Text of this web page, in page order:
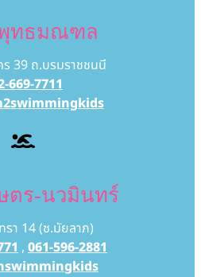
ทธมณฑล
39 ถ.บรมราชชนนี
669-7711
ตร-นวมินทร์
รา 14 (ซ.มัยลาภ)
, 061-596-2881